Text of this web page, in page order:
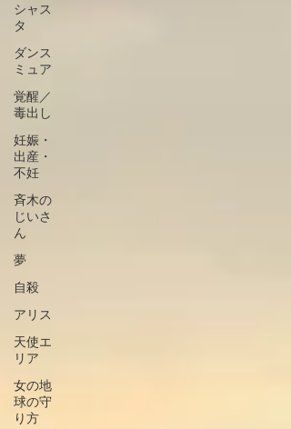
シャス
タ
ダンス
ミュア
覚醒／
毒出し
妊娠・
出産・
不妊
斉木の
じいさ
ん
夢
自殺
アリス
天使エ
リア
女の地
球の守
り方